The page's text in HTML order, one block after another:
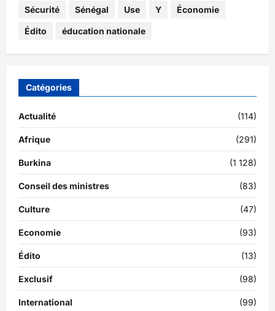
Sécurité Sénégal Use Y Économie
Édito éducation nationale
Catégories
Actualité (114)
Afrique (291)
Burkina (1 128)
Conseil des ministres (83)
Culture (47)
Economie (93)
Édito (13)
Exclusif (98)
International (99)